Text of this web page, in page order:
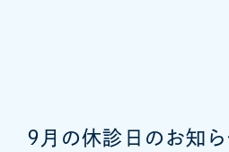
9月の休診日のお知ら